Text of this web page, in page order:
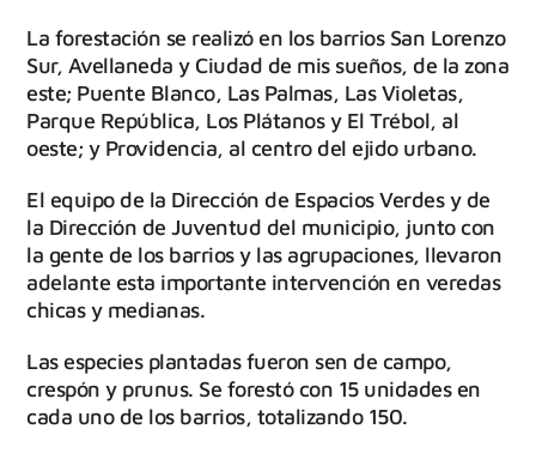
La forestación se realizó en los barrios San Lorenzo
Sur, Avellaneda y Ciudad de mis sueños, de la zona
este; Puente Blanco, Las Palmas, Las Violetas,
Parque República, Los Plátanos y El Trébol, al
oeste; y Providencia, al centro del ejido urbano.
El equipo de la Dirección de Espacios Verdes y de
la Dirección de Juventud del municipio, junto con
la gente de los barrios y las agrupaciones, llevaron
adelante esta importante intervención en veredas
chicas y medianas.
Las especies plantadas fueron sen de campo,
crespón y prunus. Se forestó con 15 unidades en
cada uno de los barrios, totalizando 150.